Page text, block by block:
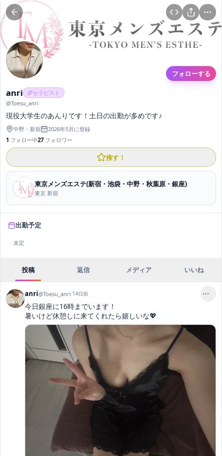
フォローする
anri
セラピスト
@Toesu_anri
現役大学生のあんりです！土日の出勤が多めです♪
中野 ・ 新宿 2026年5月 に登録
1 フォロー中27 フォロワー
推す！
東京メンズエステ(新宿・池袋・中野・秋葉原・銀座)
東京 新宿
出勤予定
未定
投稿 返信 メディア いいね
anri@Toesu_anri·14日前
今日銀座に16時までいます！
暑いけど休憩しに来てくれたら嬉しいな💖